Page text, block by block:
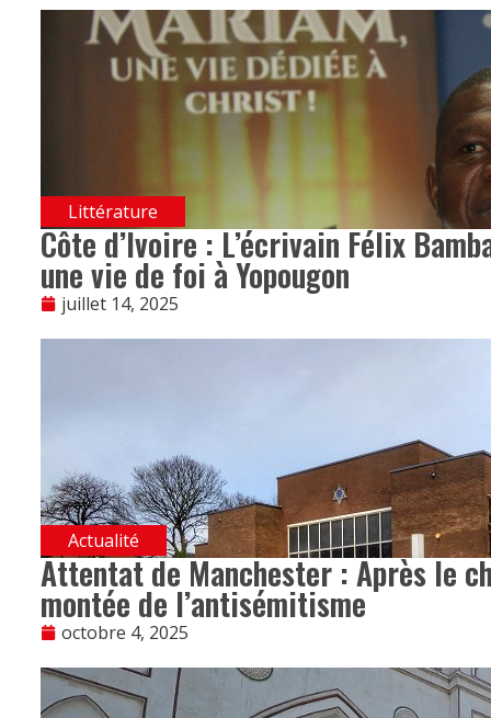
Littérature
Côte d’Ivoire : L’écrivain Félix
une vie de foi à Yopougon
juillet 14, 2025
Actualité
Attentat de Manchester : Après le
montée de l’antisémitisme
octobre 4, 2025